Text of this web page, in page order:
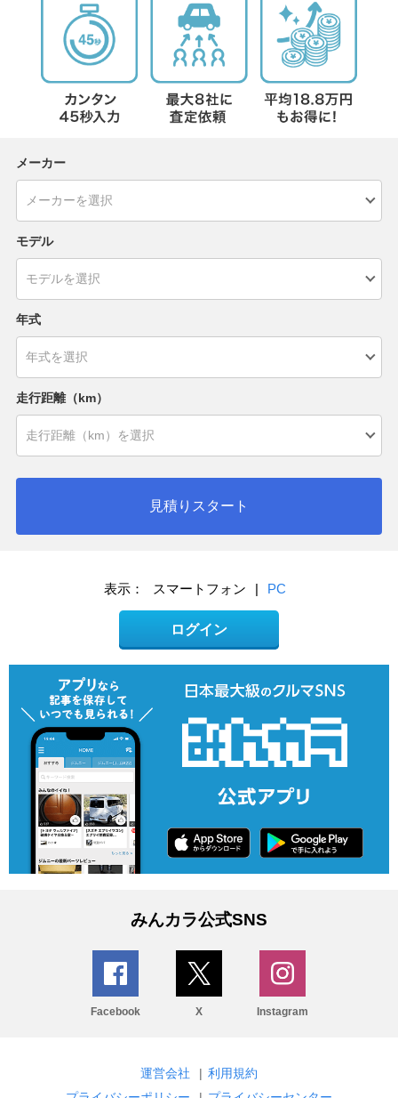
メーカー
モデル
年式
走行距離（km）
見積りスタート
表示： スマートフォン | PC
ログイン
みんカラ公式SNS
Facebook X Instagram
運営会社 | 利用規約